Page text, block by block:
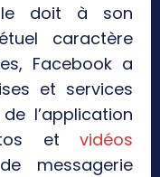
le doit à son
caractère
Facebook a
et services
l’application
et vidéos
messagerie